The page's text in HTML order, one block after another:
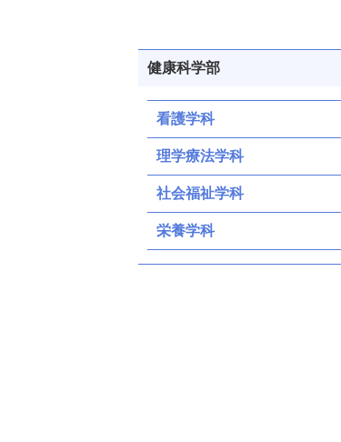
健康科学部
看護学科
理学療法学科
社会福祉学科
栄養学科